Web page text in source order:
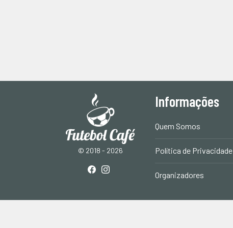
© 2018 - 2026
Informações
Quem Somos
Política de Privacidade
Organizadores